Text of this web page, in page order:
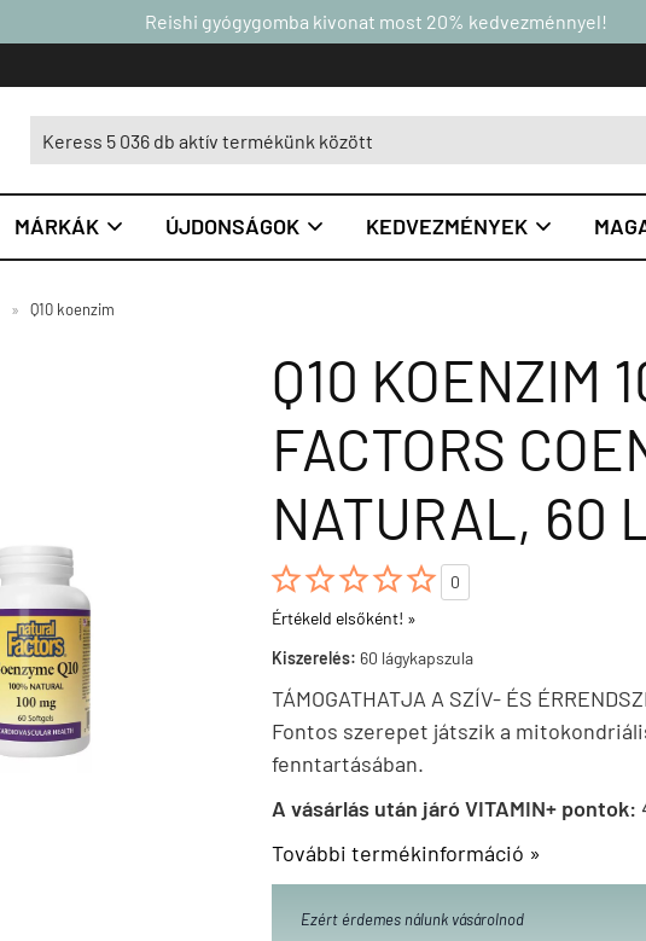
Reishi gyógygomba kivonat most 20% kedvezménnyel!
MÁRKÁK  ÚJDONSÁGOK  KEDVEZMÉNYEK 
» Q10 koenzim
Q10 KOENZIM
FACTORS
NATURAL, 60

0
Értékeld elsőként! »
Kiszerelés: 60 lágykapszula
TÁMOGATHATJA A SZÍV- ÉS
Fontos szerepet játszik a
fenntartásában.
A vásárlás után járó VITAMIN+ pontok:
További termékinformáció »
Ezért érdemes nálunk vásárolnod